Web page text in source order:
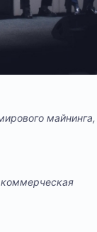
майнинга,
коммерческая